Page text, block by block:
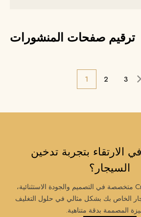
ترقيم صفحات المنشورات
1 2 3
بتجربة تدخين
السيجار؟
الخاص بك بشكل مثالي في حلول التغليف
المصممة بدقة متناهية.